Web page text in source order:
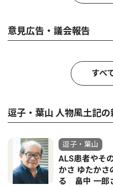
意見広告・議会報告
すべ
逗子・葉山 人物風土記
逗子・葉山
ALS患者やそ
かさ ゆたかさ
る 畠中 一郎